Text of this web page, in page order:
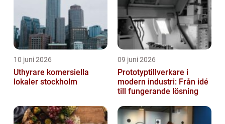
10 juni 2026
Uthyrare komersiella
lokaler stockholm
09 juni 2026
Prototyptillverkare i
modern industri: Från idé
till fungerande lösning